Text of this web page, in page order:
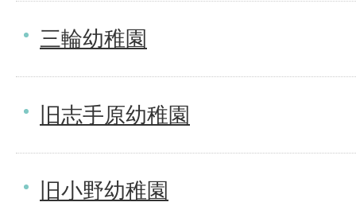
三輪幼稚園
旧志手原幼稚園
旧小野幼稚園